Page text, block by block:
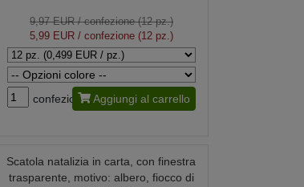
9,97 EUR/ confezione (12 pz.)
5,99 EUR/ confezione (12 pz.)
confezione Aggiungi al carrello
Scatola natalizia in carta, con finestra
trasparente, motivo: albero, fiocco di